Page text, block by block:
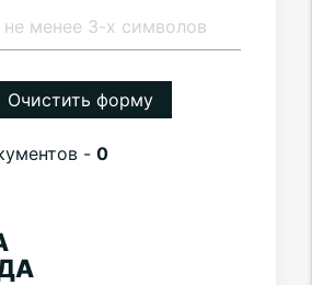
Очистить форму
- 0